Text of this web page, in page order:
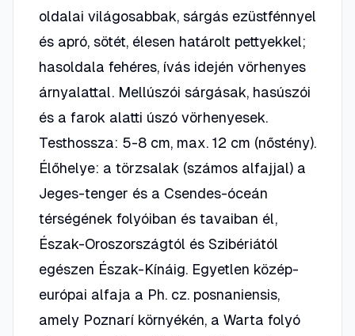
oldalai világosabbak, sárgás ezüstfénnyel
és apró, sötét, élesen határolt pettyekkel;
hasoldala fehéres, ívás idején vörhenyes
árnyalattal. Mellúszói sárgásak, hasúszói
és a farok alatti úszó vörhenyesek.
Testhossza: 5-8 cm, max. 12 cm (nőstény).
Élőhelye: a törzsalak (számos alfajjal) a
Jeges-tenger és a Csendes-óceán
térségének folyóiban és tavaiban él,
Észak-Oroszországtól és Szibériától
egészen Észak-Kínáig. Egyetlen közép-
európai alfaja a Ph. cz. posnaniensis,
amely Poznarí környékén, a Warta folyó